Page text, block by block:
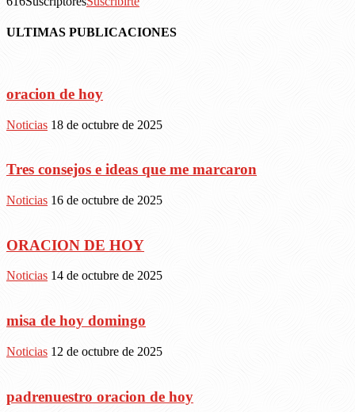
ULTIMAS PUBLICACIONES
oracion de hoy
Noticias 18 de octubre de 2025
Tres consejos e ideas que me marcaron
Noticias 16 de octubre de 2025
ORACION DE HOY
Noticias 14 de octubre de 2025
misa de hoy domingo
Noticias 12 de octubre de 2025
padrenuestro oracion de hoy